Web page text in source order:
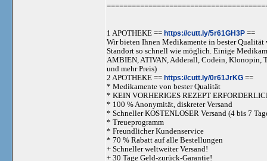
1 APOTHEKE == https://cutt.ly/5r61GH3P ==
Wir bieten Ihnen Medikamente in bester
Standort so schnell wie möglich. Einige
AMBIEN, ATIVAN, Adderall, Codein, Klonopin,
und mehr Preis)
2 APOTHEKE == https://cutt.ly/0r61JrKG ==
* Medikamente von bester Qualität
* KEIN VORHERIGES REZEPT
* 100 % Anonymität, diskreter Versand
* Schneller KOSTENLOSER Versand (4 bis 7
* Treueprogramm
* Freundlicher Kundenservice
* 70 % Rabatt auf alle Bestellungen
+ Schneller weltweiter Versand!
+ 30 Tage Geld-zurück-Garantie!